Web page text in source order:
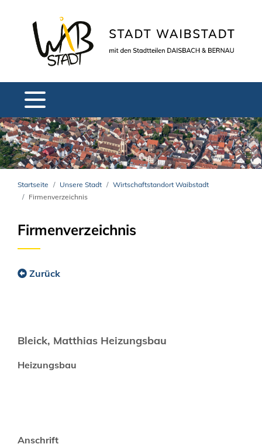
Startseite Unsere Stadt
Wirtschaftstandort Waibstadt
Firmenverzeichnis
Firmenverzeichnis
Zurück
Bleick, Matthias Heizungsbau
Heizungsbau
Anschrift